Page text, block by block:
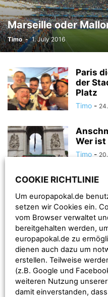
Marseille oder
Timo - 1. July 2016
Paris
der
Platz
Timo -
Wer
Timo -
Timo -
Timo -
COOKIE RICHTLINIE
Um europapokal.de
setzen wir Cookies ein.
vom Browser verwaltet
bereitgehalten werden,
europapokal.de zu
dienen auch dazu um
erstellen. Teilweise
(z.B. Google und
weiteren Nutzung
damit einverstanden,